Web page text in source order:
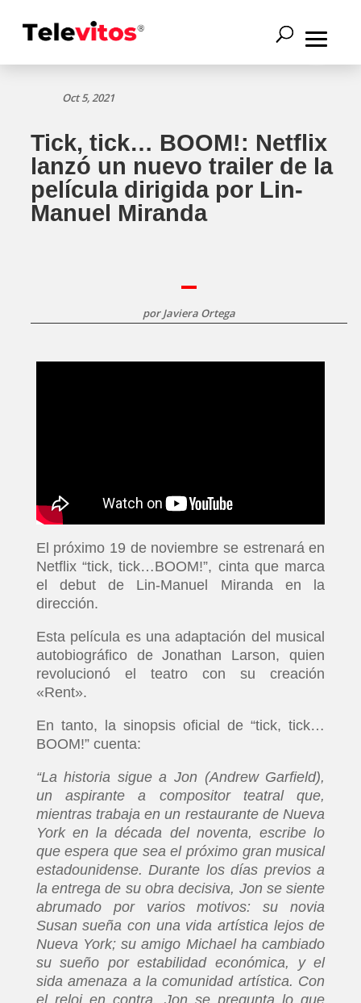
Oct 5, 2021
Tick, tick… BOOM!: Netflix
lanzó un nuevo trailer de la
película dirigida por Lin-
Manuel Miranda
porJaviera Ortega
El próximo 19 de noviembre se estrenará en
Netflix “tick, tick…BOOM!”, cinta que marca
el debut de Lin-Manuel Miranda en la
dirección.
Esta película es una adaptación del musical
autobiográfico de Jonathan Larson, quien
revolucionó el teatro con su creación
«Rent».
En tanto, la sinopsis oficial de “tick, tick…
BOOM!” cuenta:
“La historia sigue a Jon (Andrew Garfield),
un aspirante a compositor teatral que,
mientras trabaja en un restaurante de Nueva
York en la década del noventa, escribe lo
que espera que sea el próximo gran musical
estadounidense. Durante los días previos a
la entrega de su obra decisiva, Jon se siente
abrumado por varios motivos: su novia
Susan sueña con una vida artística lejos de
Nueva York; su amigo Michael ha cambiado
su sueño por estabilidad económica, y el
sida amenaza a la comunidad artística. Con
el reloj en contra, Jon se pregunta lo que